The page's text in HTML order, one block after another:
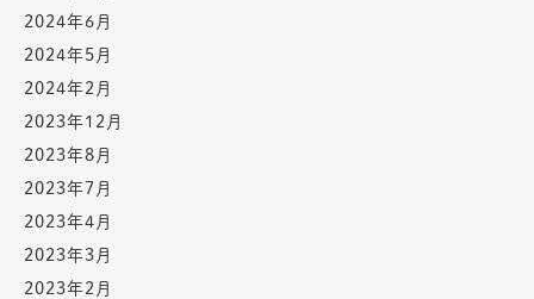
2024年6月
2024年5月
2024年2月
2023年12月
2023年8月
2023年7月
2023年4月
2023年3月
2023年2月